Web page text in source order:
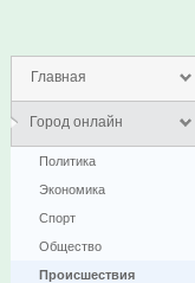
Главная
Город онлайн
Политика
Экономика
Спорт
Общество
Проиcшествия